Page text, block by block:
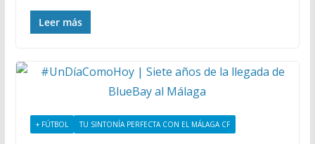
Leer más
+ FÚTBOL TU SINTONÍA PERFECTA CON EL MÁLAGA CF